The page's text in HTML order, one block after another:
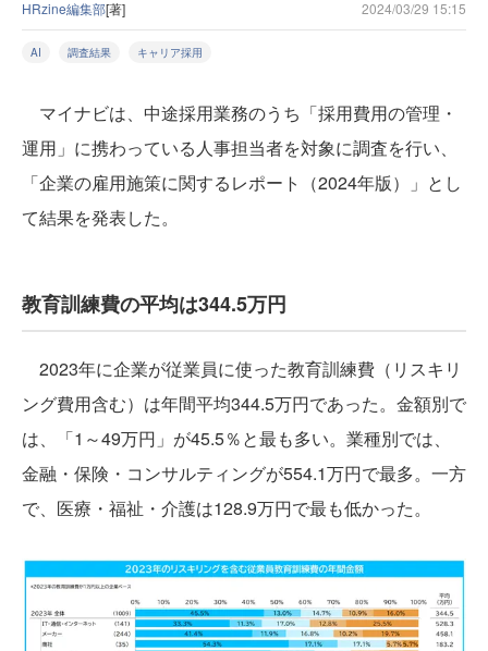
HRzine編集部[著] 2024/03/29 15:15
AI 調査結果 キャリア採用
マイナビは、中途採用業務のうち「採用費用の管理・
運用」に携わっている人事担当者を対象に調査を行い、
「企業の雇用施策に関するレポート（2024年版）」とし
て結果を発表した。
教育訓練費の平均は344.5万円
2023年に企業が従業員に使った教育訓練費（リスキリ
ング費用含む）は年間平均344.5万円であった。金額別で
は、「1～49万円」が45.5％と最も多い。業種別では、
金融・保険・コンサルティングが554.1万円で最多。一方
で、医療・福祉・介護は128.9万円で最も低かった。